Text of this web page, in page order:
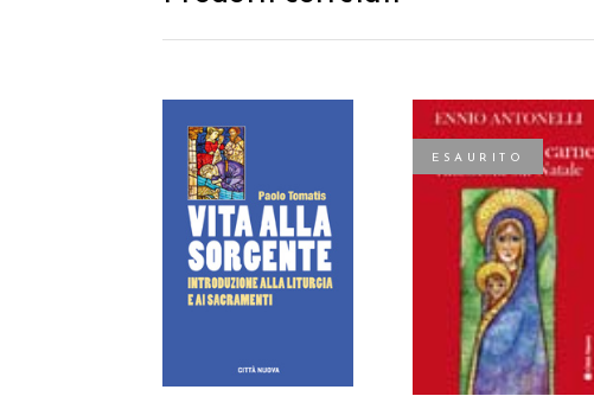
AGGIUNGI AL
CARRELLO
ESAURITO
LEGGI TUTTO